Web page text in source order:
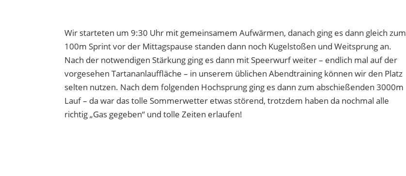
Wir starteten um 9:30 Uhr mit gemeinsamem Aufwärmen, danach ging es dann gleich zum
100m Sprint vor der Mittagspause standen dann noch Kugelstoßen und Weitsprung an.
Nach der notwendigen Stärkung ging es dann mit Speerwurf weiter – endlich mal auf der
vorgesehen Tartananlauffläche – in unserem üblichen Abendtraining können wir den Platz
selten nutzen. Nach dem folgenden Hochsprung ging es dann zum abschießenden 3000m
Lauf – da war das tolle Sommerwetter etwas störend, trotzdem haben da nochmal alle
richtig „Gas gegeben“ und tolle Zeiten erlaufen!